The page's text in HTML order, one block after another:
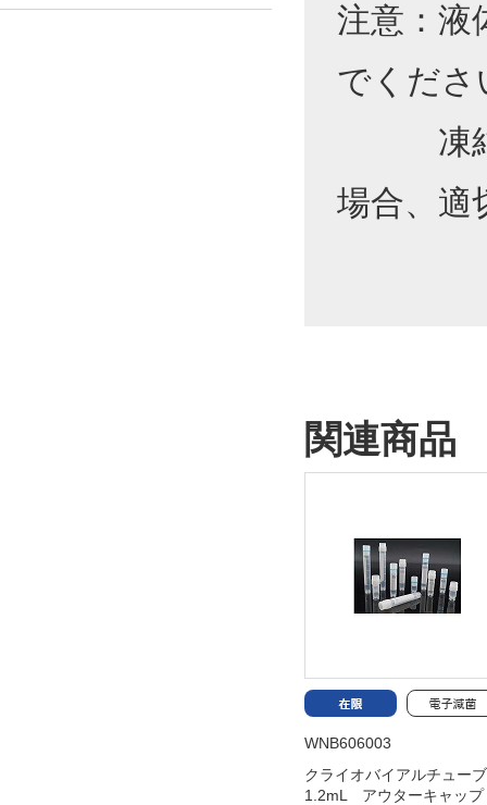
注意：液
でくださ
凍結保
場合、適
関連商品
WNB606003
クライオバイアルチュ
1.2mL アウターキャッ